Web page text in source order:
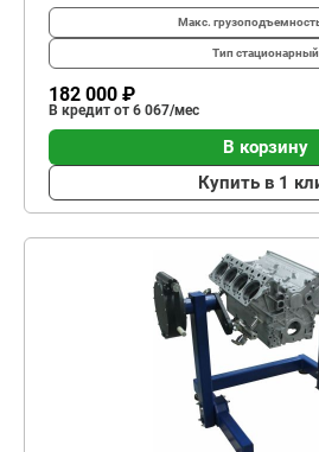
Макс.
Тип стационарный
182 000 ₽
В кредит от 6 067/мес
В корзину
Купить в 1